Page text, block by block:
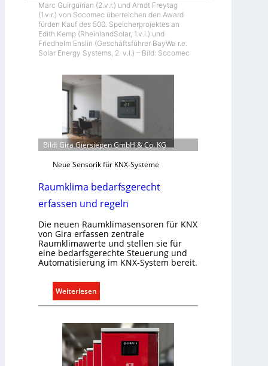
Marc Guirguirian (2.v.r.) und Arndt Freytag
(1.v.r.) von Socomec überreichen den Award
fürden Kauf des 500. Speicherprojektes an
Edith Kemp (RheinlandSolar, 1.v.l.) und
Friedhelm Enslin (Geschäftsführer BayWa r.e.
Solar Energy Systems, 2. v.l.) – Bild: Socomec
Bild: Gira Giersiepen GmbH & Co. KG
Neue Sensorik für KNX-Systeme
Raumklima bedarfsgerecht
erfassen und regeln
Die neuen Raumklimasensoren für KNX
von Gira erfassen zentrale
Raumklimawerte und stellen sie für
eine bedarfsgerechte Steuerung und
Automatisierung im KNX-System bereit.
Weiterlesen
R
u
m